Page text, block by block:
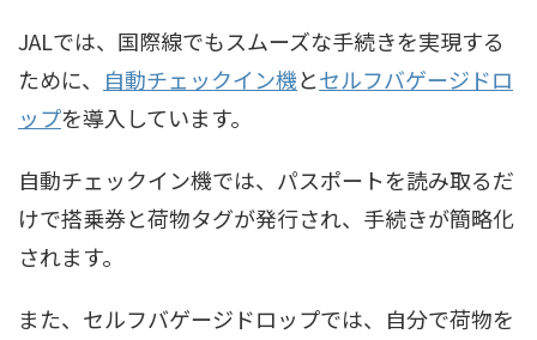
JALでは、国際線でもスムーズな手続きを実現する
ために、
自動チェックイン機とセルフバゲージドロ
ップを導入しています。
自動チェックイン機では、パスポートを読み取るだ
けで搭乗券と荷物タグが発行され、手続きが簡略化
されます。
また、セルフバゲージドロップでは、自分で荷物を